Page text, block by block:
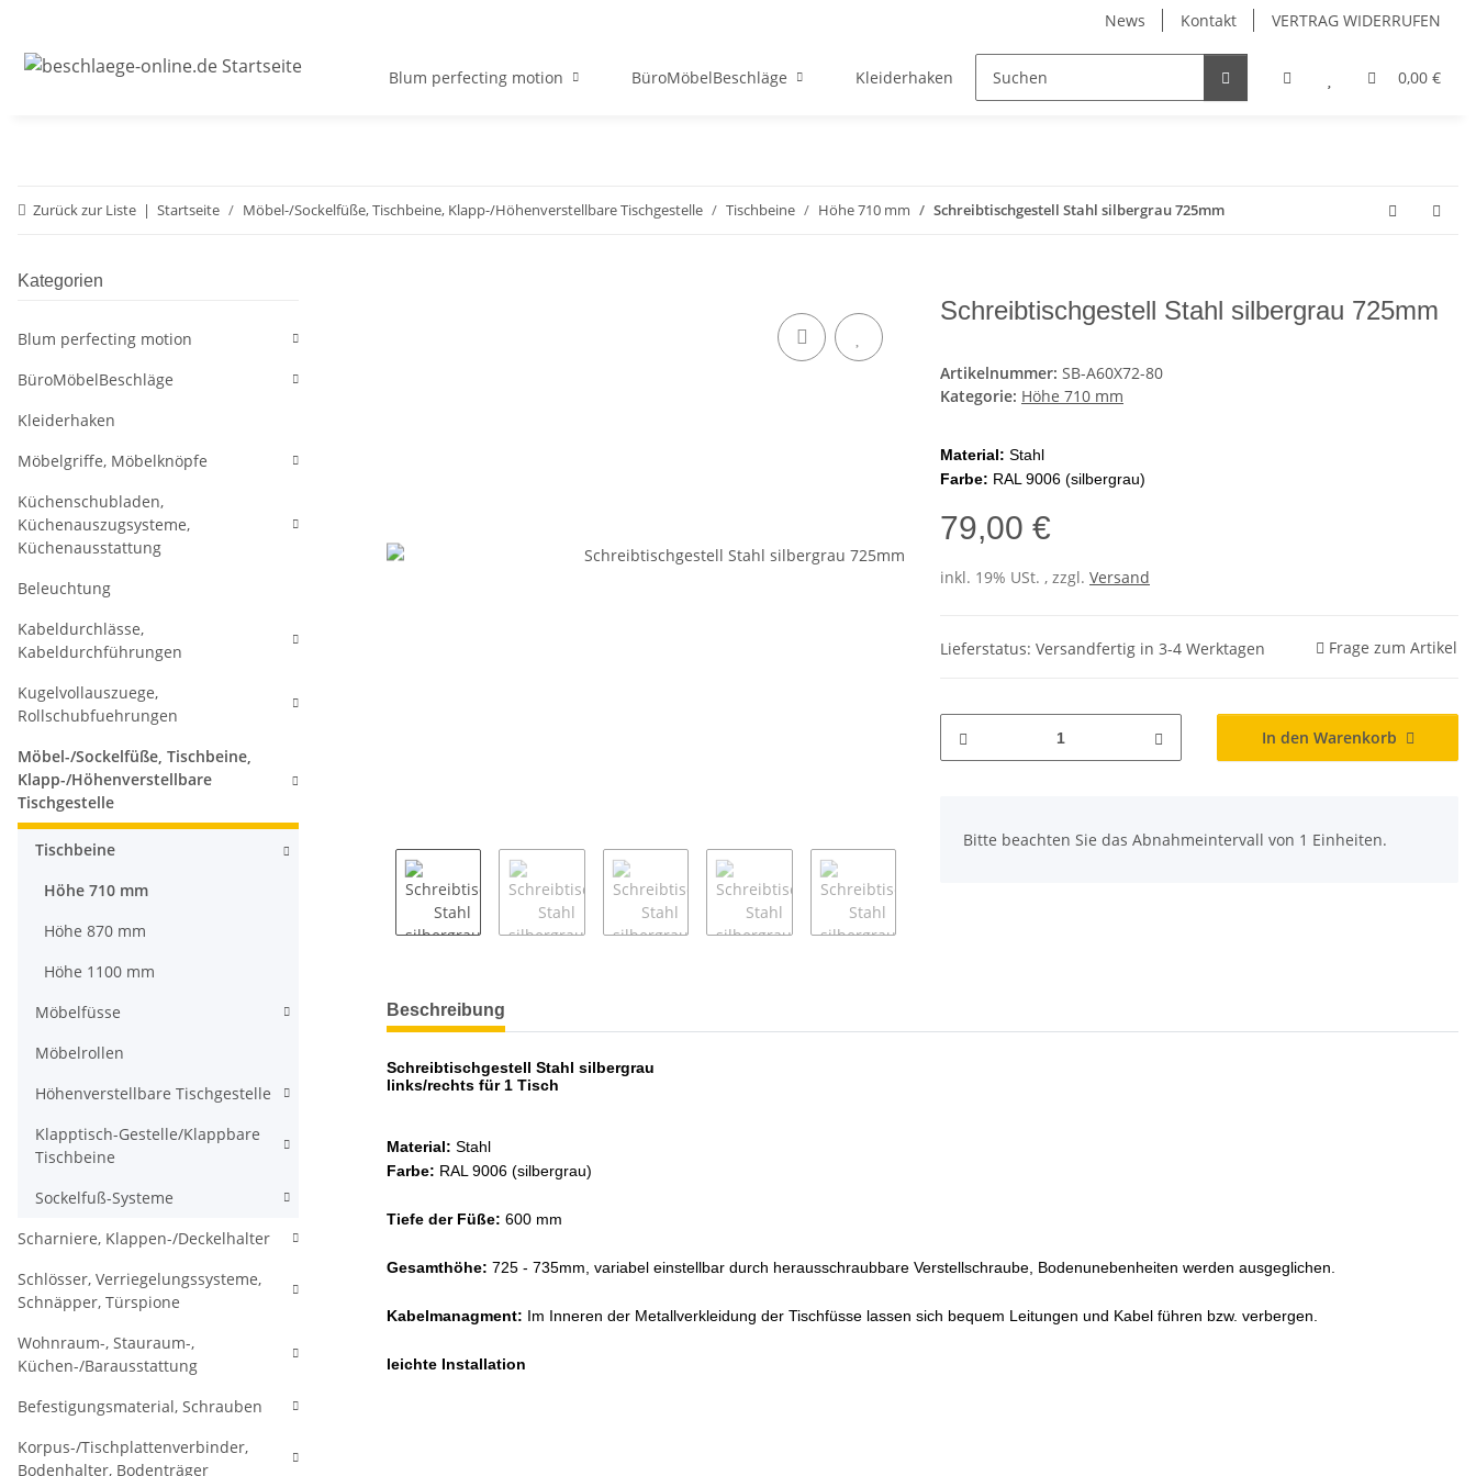
News Kontakt VERTRAG WIDERRUFEN
0,00 €
Blum perfecting motion BüroMöbelBeschläge Kleiderhaken Möbelgriffe, Möbelknöpfe Küchenschubladen,
Zurück zur Liste Startseite Möbel-/Sockelfüße, Tischbeine, Klapp-/Höhenverstellbare Tischgestelle Tischbeine Höhe 710 mm Schreibtischgestell Stahl silbergrau 725mm
Schreibtischgestell Stahl silbergrau 725mm
Artikelnummer: SB-A60X72-80
Kategorie: Höhe 710 mm
Material: Stahl
Farbe: RAL 9006 (silbergrau)
79,00 €
inkl. 19% USt. , zzgl. Versand
Lieferstatus: Versandfertig in 3-4 Werktagen Frage zum Artikel
In den Warenkorb
Bitte beachten Sie das Abnahmeintervall von 1 Einheiten.
weitere Registerkarten anzeigen
Beschreibung
Schreibtischgestell Stahl silbergrau
links/rechts für 1 Tisch
Material: Stahl
Farbe: RAL 9006 (silbergrau)
Tiefe der Füße: 600 mm
Gesamthöhe: 725 - 735mm, variabel einstellbar durch herausschraubbare Verstellschraube, Bodenunebenheiten werden ausgeglichen.
Kabelmanagment: Im Inneren der Metallverkleidung der Tischfüsse lassen sich bequem Leitungen und Kabel führen bzw. verbergen.
leichte Installation
Kategorien
Blum perfecting motion
BüroMöbelBeschläge
Kleiderhaken
Möbelgriffe, Möbelknöpfe
Küchenschubladen,
Küchenauszugsysteme,
Küchenausstattung
Beleuchtung
Kabeldurchlässe,
Kabeldurchführungen
Kugelvollauszuege,
Rollschubfuehrungen
Möbel-/Sockelfüße, Tischbeine,
Klapp-/Höhenverstellbare
Tischgestelle
Tischbeine
Höhe 710 mm
Höhe 870 mm
Höhe 1100 mm
Möbelfüsse
Möbelrollen
Höhenverstellbare Tischgestelle
Klapptisch-Gestelle/Klappbare
Tischbeine
Sockelfuß-Systeme
Scharniere, Klappen-/Deckelhalter
Schlösser, Verriegelungssysteme,
Schnäpper, Türspione
Wohnraum-, Stauraum-,
Küchen-/Barausstattung
Befestigungsmaterial, Schrauben
Korpus-/Tischplattenverbinder,
Bodenhalter, Bodenträger